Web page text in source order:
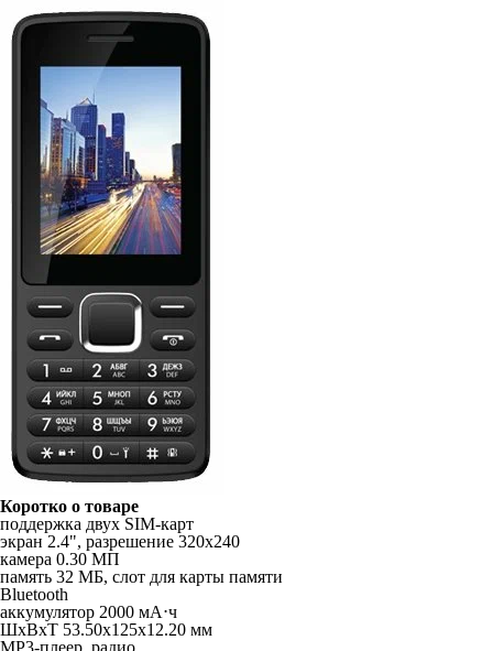
Коротко о товаре
поддержка двух SIM-карт
экран 2.4", разрешение 320x240
камера 0.30 МП
память 32 МБ, слот для карты памяти
Bluetooth
аккумулятор 2000 мА⋅ч
ШxВxТ 53.50x125x12.20 мм
MP3-плеер, радио